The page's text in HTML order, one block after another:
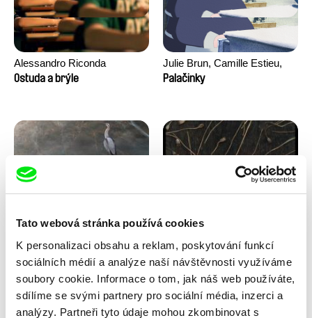
Tato webová stránka používá cookies
K personalizaci obsahu a reklam, poskytování funkcí
sociálních médií a analýze naší návštěvnosti využíváme
soubory cookie. Informace o tom, jak náš web používáte,
sdílíme se svými partnery pro sociální média, inzerci a
analýzy. Partneři tyto údaje mohou zkombinovat s
Alessandro Riconda
Ostuda a brýle
Julie Brun, Camille Estieu,
Jiamin Peng
Palačinky
Berrahma, Flore Dupont,
Laurie Estampes, Quentin
Nory, Hugo Potin
Pod ledem
(Přibylová)
Pohádka z cukřenky